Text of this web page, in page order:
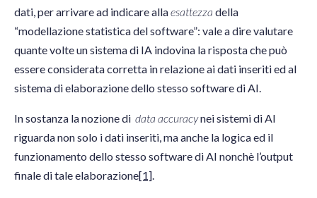
dati, per arrivare ad indicare allaesattezza della
“modellazione statistica del software”: vale a dire valutare
quante volte un sistema di IA indovina la risposta che può
essere considerata corretta in relazione ai dati inseriti ed al
sistema di elaborazione dello stesso software di AI.
In sostanza la nozione di data accuracynei sistemi di AI
riguarda non solo i dati inseriti, ma anche la logica ed il
funzionamento dello stesso software di AI nonchè l’output
finale di tale elaborazione[1].